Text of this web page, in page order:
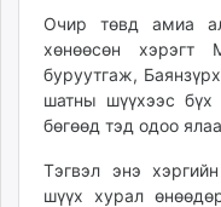
ugluu.mn
urlag.mn
unen.mn
asu.mn
shudarga.mn
shuurhai.mn
unuudur.mn
Очир төвд амиа
хөнөөсөн хэрэгт
буруутгаж,
шатны шүүхээс
бөгөөд тэд одоо
Тэгвэл энэ
шүүх хурал